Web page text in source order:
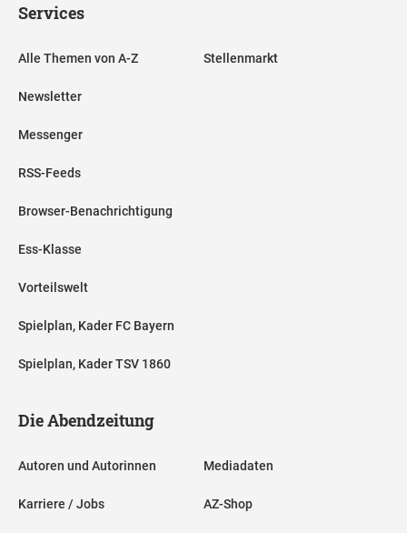
Services
Alle Themen von A-Z
Newsletter
Messenger
RSS-Feeds
Browser-Benachrichtigung
Ess-Klasse
Vorteilswelt
Spielplan, Kader FC Bayern
Spielplan, Kader TSV 1860
Stellenmarkt
Die Abendzeitung
Autoren und Autorinnen
Karriere / Jobs
Mediadaten
AZ-Shop